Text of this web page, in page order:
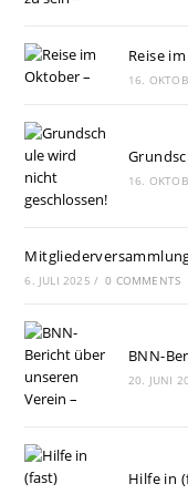
Reise
16.
16.
6. JULI 2025 / 0 COMMENTS
BNN-
20. JUNI
Hilfe in